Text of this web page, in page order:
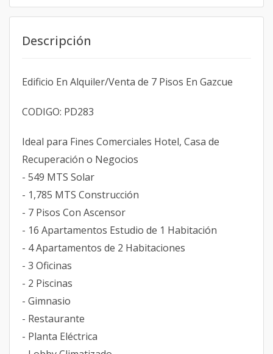
Descripción
Edificio En Alquiler/Venta de 7 Pisos En Gazcue
CODIGO: PD283
Ideal para Fines Comerciales Hotel, Casa de
Recuperación o Negocios
- 549 MTS Solar
- 1,785 MTS Construcción
- 7 Pisos Con Ascensor
- 16 Apartamentos Estudio de 1 Habitación
- 4 Apartamentos de 2 Habitaciones
- 3 Oficinas
- 2 Piscinas
- Gimnasio
- Restaurante
- Planta Eléctrica